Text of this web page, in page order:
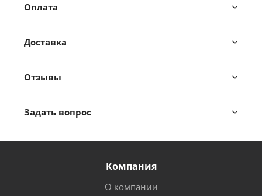
Оплата
Доставка
Отзывы
Задать вопрос
Компания
О компании